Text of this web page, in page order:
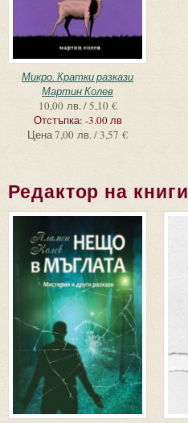
Микро. Кратки разкази
Мартин Колев
10,00 лв. / 5,10 €
Отстъпка: -3.00 лв
Цена7,00 лв. / 3,57 €
Редактор на книги